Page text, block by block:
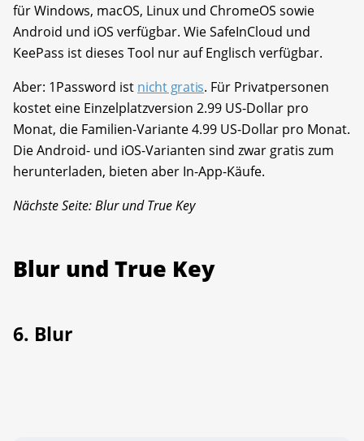
für Windows, macOS, Linux und ChromeOS sowie
Android und iOS verfügbar. Wie SafeInCloud und
KeePass ist dieses Tool nur auf Englisch verfügbar.
Aber: 1Password ist nicht gratis. Für Privatpersonen
kostet eine Einzelplatzversion 2.99 US-Dollar pro
Monat, die Familien-Variante 4.99 US-Dollar pro Monat.
Die Android- und iOS-Varianten sind zwar gratis zum
herunterladen, bieten aber In-App-Käufe.
Nächste Seite: Blur und True Key
Blur und True Key
6. Blur